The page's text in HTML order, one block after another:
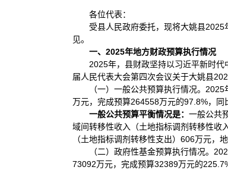
各位代表：
受县人民政府委托，现将大姚县
见。
一、2025年地方财政预算执行情况
2025年，县财政坚持以习近平新时
届人民代表大会第四次会议关于大姚县
（一）一般公共预算执行情况。
万元，完成预算264558万元的97.8%，同
一般公共预算平衡情况是： 一般公共
域间转移性收入（土地指标调剂转移性收
（土地指标调剂转移性支出）606万元，
（二）政府性基金预算执行情况。
73092万元，完成预算32389万元的